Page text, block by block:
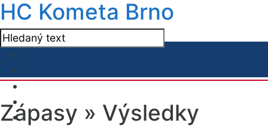
HC Kometa Brno
Zápasy » Výsledky